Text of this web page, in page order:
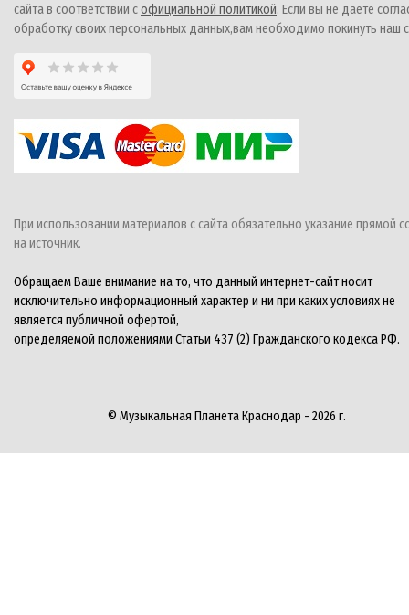
сайта в соответствии софициальной политикой. Если вы не даете
обработку своих персональных данных,вам необходимо покинуть наш
При использовании материалов с сайта обязательно указание прямой
на источник.
Обращаем Ваше внимание на то, что данный интернет-сайт носит
исключительно информационный характер и ни при каких условиях не
является публичной офертой,
определяемой положениями Статьи 437 (2) Гражданского кодекса РФ.
© Музыкальная Планета Краснодар - 2026 г.